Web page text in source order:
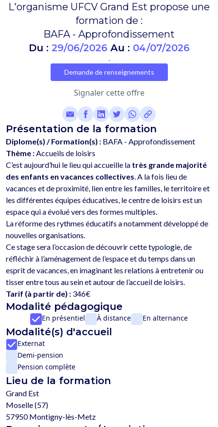
L'organisme UFCV Grand Est propose une
formation de :
BAFA - Approfondissement
Du : 29/06/2026 Au : 04/07/2026
.
Demande de renseignements
Signaler cette offre
Présentation de la formation
Diplome(s) / Formation(s) : BAFA - Approfondissement
Thème :Accueils de loisirs
C’est aujourd’hui le lieu qui accueille la très grande majorité
des enfants en vacances collectives. A la fois lieu de
vacances et de proximité, lien entre les familles, le territoire et
les différentes équipes éducatives, le centre de loisirs est un
espace qui a évolué vers des formes multiples.
La réforme des rythmes éducatifs a notamment développé de
nouvelles organisations.
Ce stage sera l’occasion de découvrir cette typologie, de
réfléchir à l’aménagement de l’espace et du temps dans un
esprit de vacances, en imaginant les relations à entretenir ou
Tarif (à partir de) : 346€
Modalité pédagogique
En présentiel À distance En alternance
Modalité(s) d'accueil
Externat
Demi-pension
Pension complète
Lieu de la formation
Grand Est
Moselle (57)
57950 Montigny-lès-Metz